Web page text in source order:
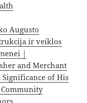
Augusto
ir veiklos
|
and Merchant
Significance of His